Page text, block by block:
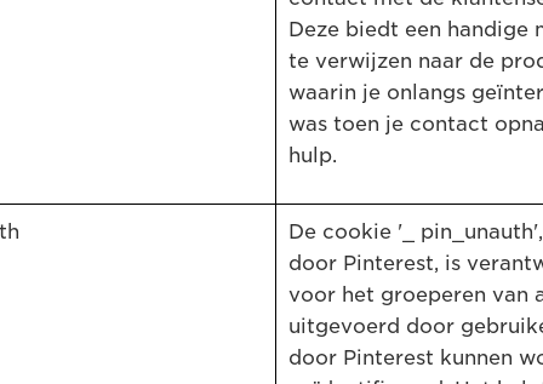
Deze biedt een handige
te verwijzen naar de
waarin je onlangs
was toen je contact
hulp.
De cookie '_
door Pinterest, is
voor het groeperen van
uitgevoerd door
door Pinterest kunnen